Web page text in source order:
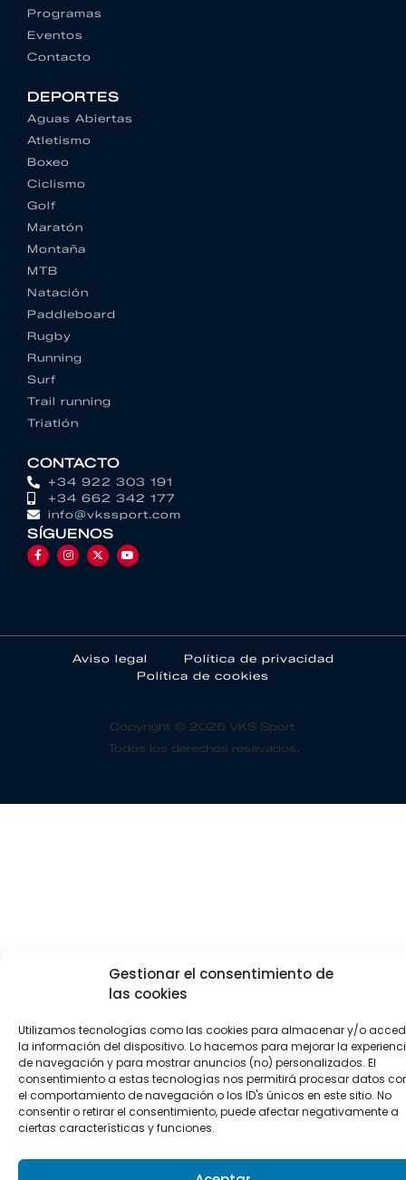
Gestionar el consentimiento de
las cookies
Utilizamos tecnologías como las cookies para almacenar y/o
la información del dispositivo. Lo hacemos para mejorar la
de navegación y para mostrar anuncios (no) personalizados. El
consentimiento a estas tecnologías nos permitirá procesar datos
el comportamiento de navegación o los ID's únicos en este sitio. No
consentir o retirar el consentimiento, puede afectar negativamente a
ciertas características y funciones.
Programas
Eventos
Contacto
DEPORTES
Aguas Abiertas
Atletismo
Boxeo
Ciclismo
Golf
Maratón
Montaña
MTB
Natación
Paddleboard
Rugby
Running
Surf
Trail running
Triatlón
CONTACTO
+34 922 303 191
+34 662 342 177
info@vkssport.com
SÍGUENOS
Aviso legal
Política de privacidad
Política de cookies
Copyright © 2026 VKS Sport.
Todos los derechos resevados.